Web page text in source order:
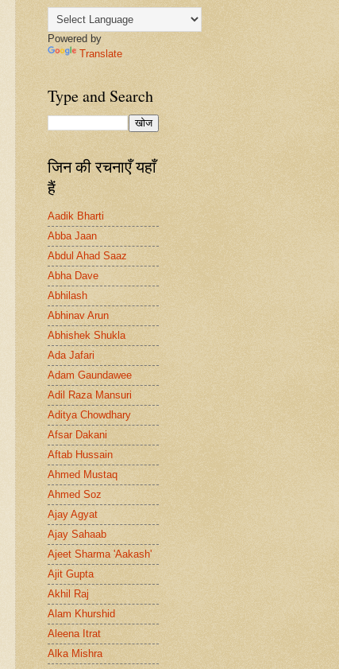
Powered by
Translate
Type and Search
जिन की रचनाएँ यहाँ
हैं
Aadik Bharti
Abba Jaan
Abdul Ahad Saaz
Abha Dave
Abhilash
Abhinav Arun
Abhishek Shukla
Ada Jafari
Adam Gaundawee
Adil Raza Mansuri
Aditya Chowdhary
Afsar Dakani
Aftab Hussain
Ahmed Mustaq
Ahmed Soz
Ajay Agyat
Ajay Sahaab
Ajeet Sharma 'Aakash'
Ajit Gupta
Akhil Raj
Alam Khurshid
Aleena Itrat
Alka Mishra